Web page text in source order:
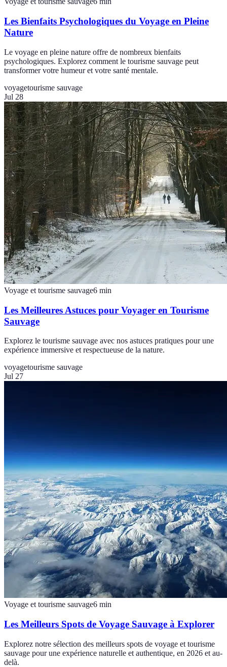
Les Bienfaits Psychologiques du Voyage en Pleine
Nature
Le voyage en pleine nature offre de nombreux bienfaits
psychologiques. Explorez comment le tourisme sauvage peut
transformer votre humeur et votre santé mentale.
voyagetourisme sauvage
Jul 28
Voyage et tourisme sauvage6 min
Les Meilleures Astuces pour Voyager en Tourisme
Sauvage
Explorez le tourisme sauvage avec nos astuces pratiques pour une
expérience immersive et respectueuse de la nature.
voyagetourisme sauvage
Jul 27
Voyage et tourisme sauvage6 min
Les Meilleurs Spots de Voyage Sauvage à Explorer
Explorez notre sélection des meilleurs spots de voyage et tourisme
sauvage pour une expérience naturelle et authentique, en 2026 et au-
delà.